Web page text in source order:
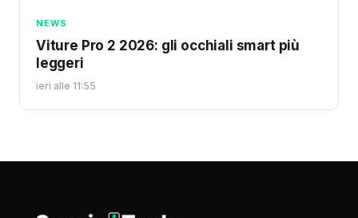
NEWS
Viture Pro 2 2026: gli occhiali smart più
leggeri
ieri alle 11:55